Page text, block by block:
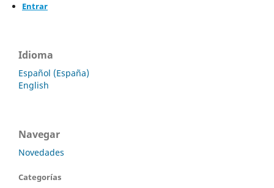
Entrar
Idioma
Español (España)
English
Navegar
Novedades
Categorías